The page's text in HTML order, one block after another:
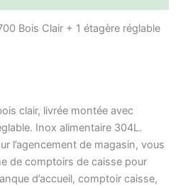
Bois Clair + 1 étagère réglable
clair, livrée montée avec
Inox alimentaire 304L.
l’agencement de magasin, vous
de comptoirs de caisse pour
d’accueil, comptoir caisse,